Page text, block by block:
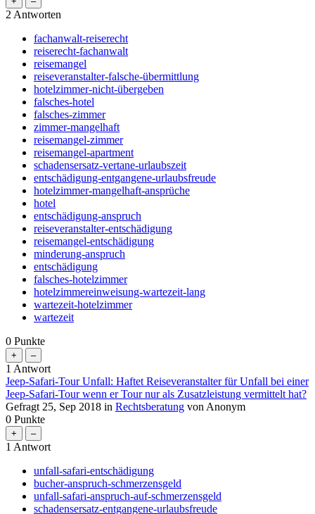
2 Antworten
fachanwalt-reiserecht
reiserecht-fachanwalt
reisemangel
reiseveranstalter-falsche-übermittlung
hotelzimmer-nicht-übergeben
falsches-hotel
falsches-zimmer
zimmer-mangelhaft
reisemangel-zimmer
reisemangel-apartment
schadensersatz-vertane-urlaubszeit
entschädigung-entgangene-urlaubsfreude
hotelzimmer-mangelhaft-ansprüche
hotel
entschädigung-anspruch
reiseveranstalter-entschädigung
reisemangel-entschädigung
minderung-anspruch
entschädigung
falsches-hotelzimmer
hotelzimmereinweisung-wartezeit-lang
wartezeit-hotelzimmer
wartezeit
0 Punkte
1 Antwort
Jeep-Safari-Tour Unfall: Haftet Reiseveranstalter für Unfall bei einer
Jeep-Safari-Tour wenn er Tour nur als Zusatzleistung vermittelt hat?
Gefragt 25, Sep 2018 in Rechtsberatung von Anonym
0 Punkte
1 Antwort
unfall-safari-entschädigung
bucher-anspruch-schmerzensgeld
unfall-safari-anspruch-auf-schmerzensgeld
schadensersatz-entgangene-urlaubsfreude